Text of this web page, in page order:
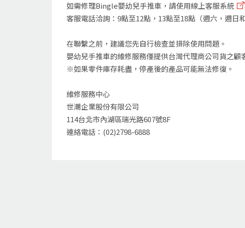
如需修理Bingle嬰幼兒手推車，請使用線上客服系統
客服電話洽詢：9點至12點，13點至18點（週六，週日
在聯繫之前，建議您先自行檢查並排除使用問題。
嬰幼兒手推車的維修服務僅提供台灣代理商公司貨之顧
※如果零件庫存耗盡，停產後的產品可能無法修復。
維修服務中心
世潮企業股份有限公司
114台北市內湖區瑞光路607號8F
連絡電話：(02)2798-6888